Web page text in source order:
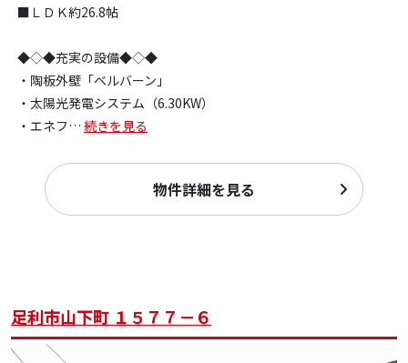
■ＬＤＫ約26.8帖
◆◇◆充実の設備◆◇◆
・陶板外壁「ベルバーン」
・太陽光発電システム（6.30KW）
・エネフ… 続きを見る
物件詳細を見る
足利市山下町 １５７７－６